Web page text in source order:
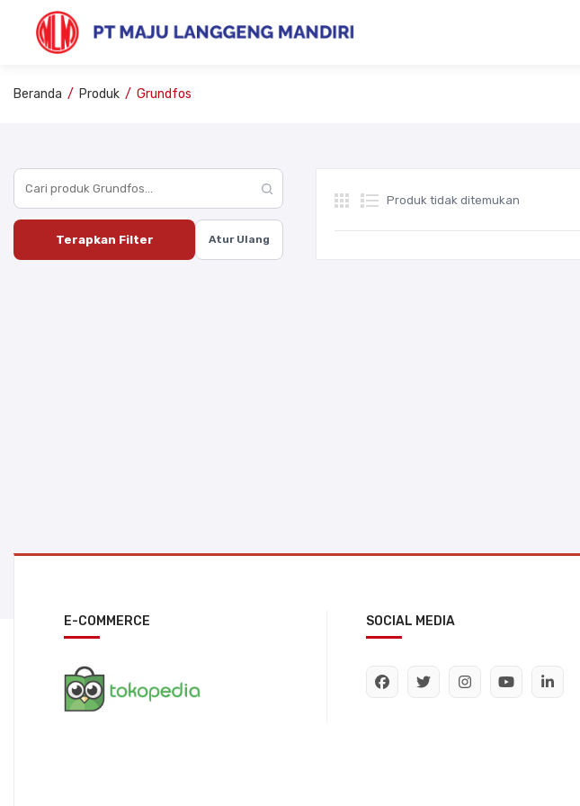
Beranda / Produk / Grundfos
Terapkan Filter Atur Ulang
Produk tidak ditemukan
E-COMMERCE SOCIAL MEDIA